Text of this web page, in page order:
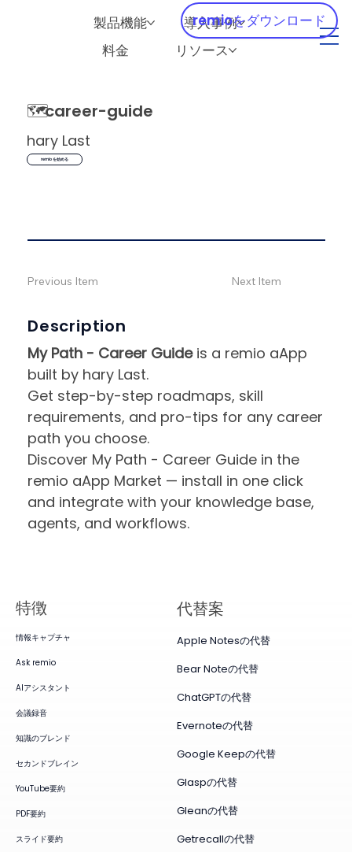
製品機能
導入事例
料金
リソース
remioをダウンロード
🗺️career-guide
hary Last
remio を始める
Description
My Path - Career Guideis a remio aApp
built by hary Last.
Get step-by-step roadmaps, skill
requirements, and pro-tips for any career
path you choose.
Discover My Path - Career Guide in the
remio aApp Market — install in one click
and integrate with your knowledge base,
agents, and workflows.
Previous Item Next Item
特徴
情報キャプチャ
Ask remio
AIアシスタント
会議録音
知識のブレンド
セカンドブレイン
YouTube要約
PDF要約
スライド要約
代替案
Apple Notesの代替
Bear Noteの代替
ChatGPTの代替
Evernoteの代替
Google Keepの代替
Glaspの代替
Gleanの代替
Getrecallの代替